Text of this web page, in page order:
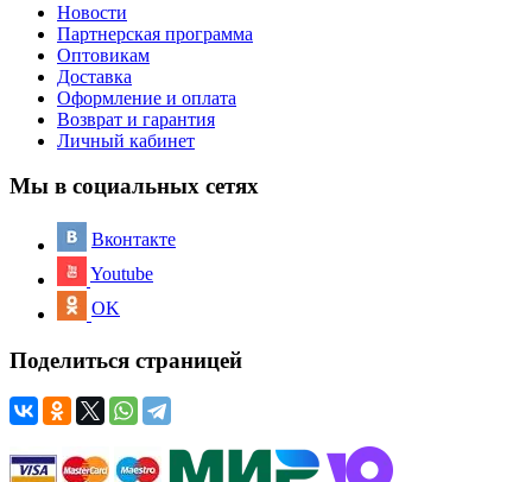
Новости
Партнерская программа
Оптовикам
Доставка
Оформление и оплата
Возврат и гарантия
Личный кабинет
Мы в социальных сетях
Вконтакте
Youtube
OK
Поделиться страницей